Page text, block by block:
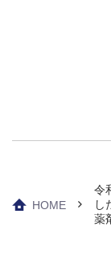
HOME
令
し
薬